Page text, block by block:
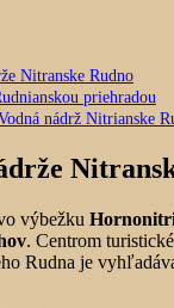
Nitranske Rudno
priehradou
nádrž Nitrianske
výbežku
. Centrom
Rudna je